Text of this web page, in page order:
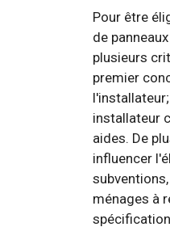
Pour être
de
plusieurs
premier
installateur
aides. De
influencer
ménages à